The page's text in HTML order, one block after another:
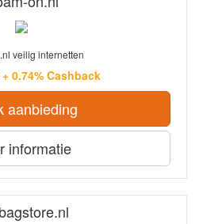
veilig internetten
0.74% Cashback
aanbieding
informatie